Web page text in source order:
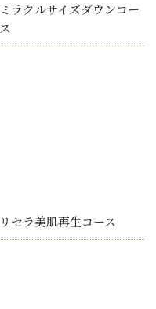
ミラクルサイズダウンコー
ス
リセラ美肌再生コース